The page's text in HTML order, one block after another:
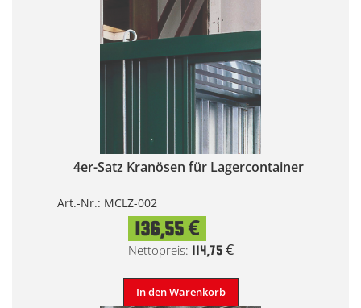
4er-Satz Kranösen für Lagercontainer
Art.-Nr.: MCLZ-002
136,55 €
114,75 €
In den Warenkorb